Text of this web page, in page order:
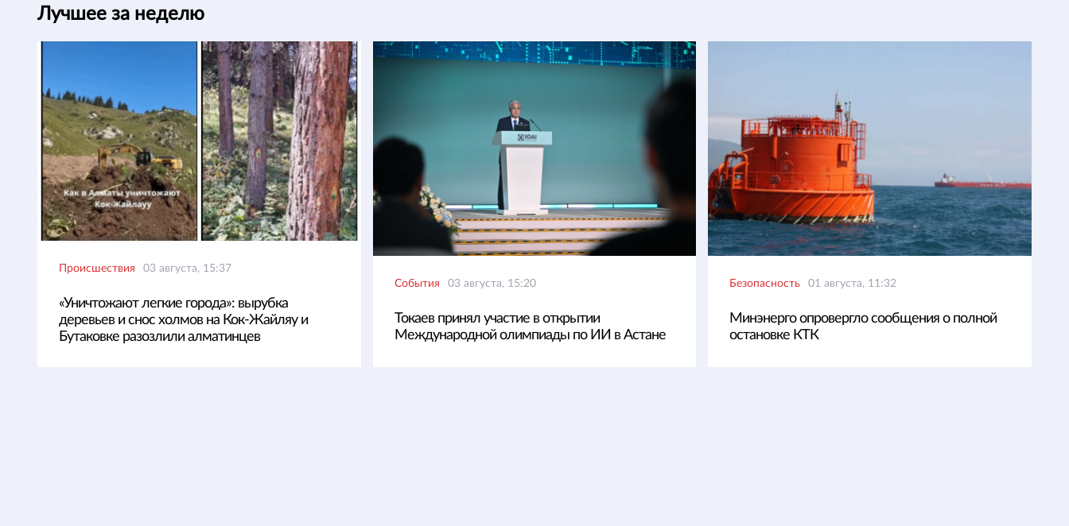
Лучшее за неделю
Происшествия 03 августа, 15:37
«Уничтожают легкие города»: вырубка
деревьев и снос холмов на Кок-Жайляу и
Бутаковке разозлили алматинцев
События 03 августа, 15:20
Токаев принял участие в открытии
Международной олимпиады по ИИ в Астане
Безопасность 01 августа, 11:32
Минэнерго опровергло сообщения о полной
остановке КТК